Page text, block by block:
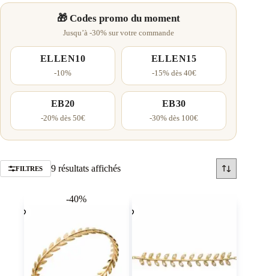
🎁 Codes promo du moment
Jusqu’à -30% sur votre commande
ELLEN10
-10%
ELLEN15
-15% dès 40€
EB20
-20% dès 50€
EB30
-30% dès 100€
FILTRES 9 résultats affichésTrié
-40%